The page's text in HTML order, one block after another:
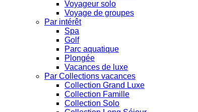
Voyageur solo
Voyage de groupes
Par intérêt
Spa
Golf
Parc aquatique
Plongée
Vacances de luxe
Par Collections vacances
Collection Grand Luxe
Collection Famille
Collection Solo